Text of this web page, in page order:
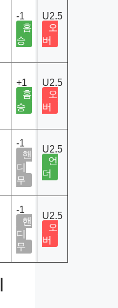
-1
홈
승
U2.5
오
버
+1
홈
승
U2.5
오
버
-1
핸
디
무
U2.5
언
더
-1
핸
디
무
U2.5
오
버